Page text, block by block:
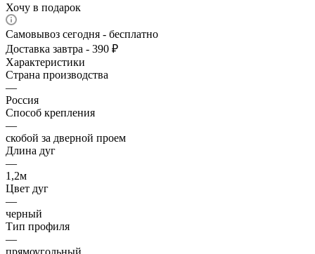
Хочу в подарок
Самовывоз сегодня - бесплатно
Доставка завтра - 390 ₽
Характеристики
Страна производства
—
Россия
Способ крепления
—
скобой за дверной проем
Длина дуг
—
1,2м
Цвет дуг
—
черный
Тип профиля
—
прямоугольный